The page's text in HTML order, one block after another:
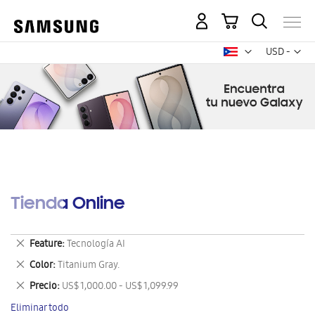
USD -
dólar
Mi carrito
Tienda Online
Feature Tecnología AI
Eliminar
este
artículo
Color Titanium Gray.
Eliminar
este
artículo
Precio US$ 1,000.00 - US$ 1,099.99
Eliminar
este
Eliminar todo